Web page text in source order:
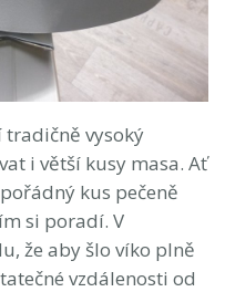
tradičně vysoký
i větší kusy masa. Ať
kus pečeně
si poradí. V
že aby šlo víko plně
vzdálenosti od